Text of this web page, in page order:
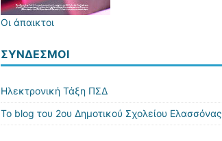
Οι άπαικτοι
ΣΎΝΔΕΣΜΟΙ
Ηλεκτρονική Τάξη ΠΣΔ
Το blog του 2ου Δημοτικού Σχολείου Ελασσόνας